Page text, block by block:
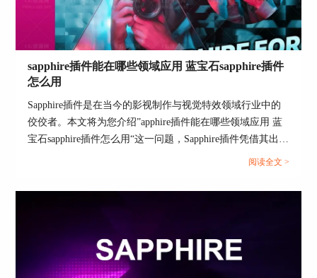
三、Sapphire插件主要功能有哪些？
Sapphire插件以其丰富的功能和高质量的效果，成
为影视后期制作中不可或缺的工具。以下是
Sapphire插件的一些主要功能：
1. 光效特效：Sapphire插件提供了多种光效特效，
如Sapphire Glow、Sapphire Rays、Sapphire Lens
sapphire插件能在哪些领域应用 蓝宝石sapphire插件
怎么用
Sapphire插件是在当今的影视制作与视觉特效领域行业中的
佼佼者。本文将为您介绍”apphire插件能在哪些领域应用 蓝
宝石sapphire插件怎么用“这一问题，Sapphire插件凭借其出色
的性能和多样化的效果，成为了很多人的首选。本文将详细
何进行插件的汉化操作，帮助您使用这一工具。...
阅读全文 >